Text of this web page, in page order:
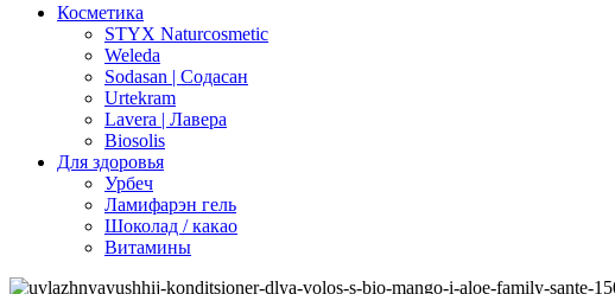
Косметика
STYX Naturcosmetic
Weleda
Sodasan | Содасан
Urtekram
Lavera | Лавера
Biosolis
Для здоровья
Урбеч
Ламифарэн гель
Шоколад / какао
Витамины